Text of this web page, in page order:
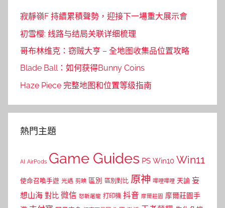
寂靜嶺F 持續累積聲勢，迎接下一場重大展示會
初雪樱: 线路与结局关联详细梳理
哥布林维克：窃贼大亨 – 全地图收集品位置攻略
Blade Ball：如何获得Bunny Coins
Haze Piece 完整地图和位置等级指南
熱門主題
AI AirPods Game Guides PS Win10 Win11
使命召喚手遊 光遇 剪映 區別 區別對比 原神 嗶哩嗶哩 天諭 妄
想山海 對比 微信 怒斬屠龍 打印機 抖音 摩爾莊園 摩爾莊園手